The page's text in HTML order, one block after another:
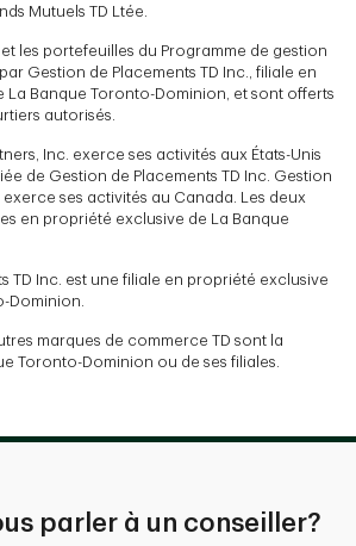
Mutuels TD Ltée.
et les portefeuilles du Programme de gestion
Gestion de Placements TD Inc., filiale en
La Banque Toronto-Dominion, et sont offerts
autorisés.
Inc. exerce ses activités aux États-Unis
de Gestion de Placements TD Inc. Gestion
exerce ses activités au Canada. Les deux
en propriété exclusive de La Banque
TD Inc. est une filiale en propriété exclusive
Dominion.
marques de commerce TD sont la
Toronto-Dominion ou de ses filiales.
parler à un conseiller?